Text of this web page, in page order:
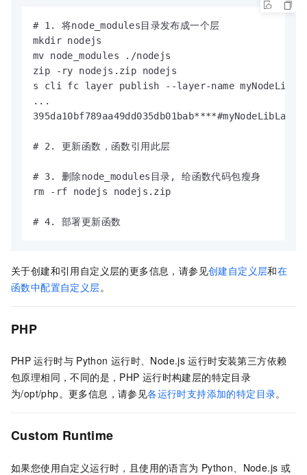
# 1. 将node_modules目录发布成一个层
mkdir nodejs
mv node_modules ./nodejs
zip -ry nodejs.zip nodejs
s cli fc layer publish --layer-name
...
# 2. 更新函数，函数引用此层
# 3. 删除node_modules目录, 给函数代码包瘦身
rm -rf nodejs nodejs.zip
# 4. 部署更新函数
关于创建和引用自定义层的更多信息，请参见创建自定义层和在
函数中配置自定义层。
PHP
PHP 运行时与 Python 运行时、Node.js 运行时安装第三方依赖
包原理相同，不同的是，PHP 运行时构建层的特定目录
为/opt/php。更多信息，请参见各运行时支持添加的特定目录。
Custom Runtime
如果您使用自定义运行时，且使用的语言为 Python、Node.js 或